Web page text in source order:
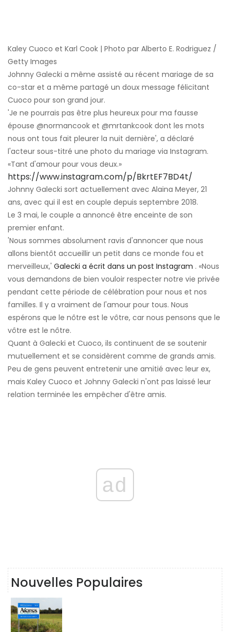
Kaley Cuoco et Karl Cook | Photo par Alberto E. Rodriguez /
Getty Images
Johnny Galecki a même assisté au récent mariage de sa
co-star et a même partagé un doux message félicitant
Cuoco pour son grand jour.
'Je ne pourrais pas être plus heureux pour ma fausse
épouse @normancook et @mrtankcook dont les mots
nous ont tous fait pleurer la nuit dernière', a déclaré
l'acteur sous-titré une photo du mariage via Instagram.
«Tant d'amour pour vous deux.»
https://www.instagram.com/p/BkrtEF7BD4t/
Johnny Galecki sort actuellement avec Alaina Meyer, 21
ans, avec qui il est en couple depuis septembre 2018.
Le 3 mai, le couple a annoncé être enceinte de son
premier enfant.
'Nous sommes absolument ravis d'annoncer que nous
allons bientôt accueillir un petit dans ce monde fou et
merveilleux,' Galecki a écrit dans un post Instagram . «Nous
vous demandons de bien vouloir respecter notre vie privée
pendant cette période de célébration pour nous et nos
familles. Il y a vraiment de l'amour pour tous. Nous
espérons que le nôtre est le vôtre, car nous pensons que le
vôtre est le nôtre.
Quant à Galecki et Cuoco, ils continuent de se soutenir
mutuellement et se considèrent comme de grands amis.
Peu de gens peuvent entretenir une amitié avec leur ex,
mais Kaley Cuoco et Johnny Galecki n'ont pas laissé leur
relation terminée les empêcher d'être amis.
ad
Nouvelles Populaires